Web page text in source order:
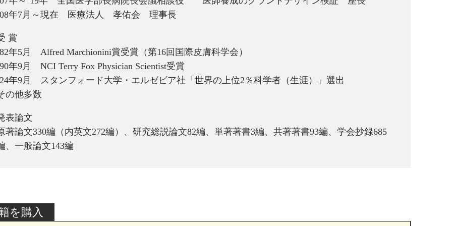
年7月～現在 医療法人 孝佑会 理事長
賞
年5月 Alfred Marchionini賞受賞（第16回国際皮膚科学会）
年9月 NCI Terry Fox Physician Scientist受賞
年9月 スタンフォード大学・エルゼビア社「世界の上位2％科学者（生涯）」選出
の他多数
表論文
著論文330編（内英文272編）、研究総説論文82編、単著著書3編、共著著書93編、学会抄録685
、一般論文143編
を購入